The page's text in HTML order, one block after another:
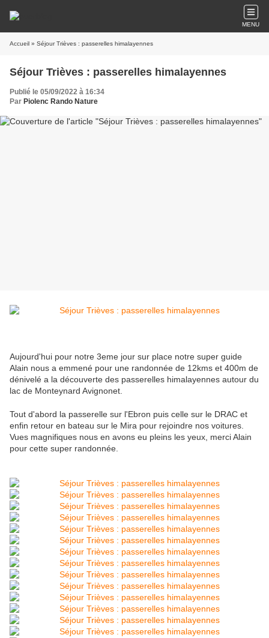
MENU
Accueil » Séjour Trièves : passerelles himalayennes
Séjour Trièves : passerelles himalayennes
Publié le 05/09/2022 à 16:34
Par Piolenc Rando Nature
Aujourd'hui pour notre 3eme jour sur place notre super guide
Alain nous a emmené pour une randonnée de 12kms et 400m de
dénivelé a la découverte des passerelles himalayennes autour du
lac de Monteynard Avignonet.
Tout d'abord la passerelle sur l'Ebron puis celle sur le DRAC et
enfin retour en bateau sur le Mira pour rejoindre nos voitures.
Vues magnifiques nous en avons eu pleins les yeux, merci Alain
pour cette super randonnée.